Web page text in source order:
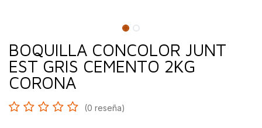
BOQUILLA CONCOLOR JUNT
EST GRIS CEMENTO 2KG
CORONA
(0 reseña)